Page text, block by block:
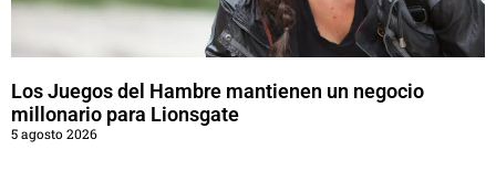
Los Juegos del Hambre mantienen un negocio
millonario para Lionsgate
5 agosto 2026